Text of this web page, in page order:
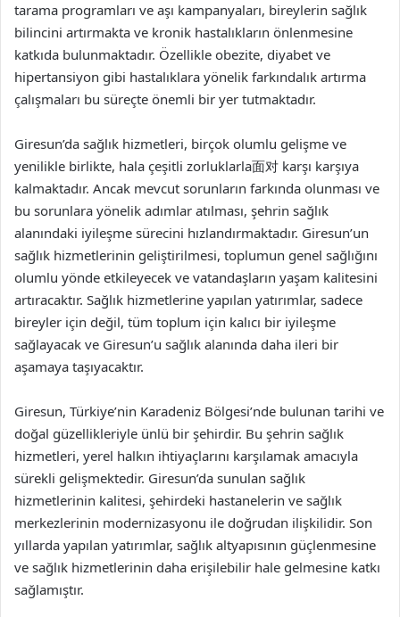
tarama programları ve aşı kampanyaları, bireylerin sağlık
bilincini artırmakta ve kronik hastalıkların önlenmesine
katkıda bulunmaktadır. Özellikle obezite, diyabet ve
hipertansiyon gibi hastalıklara yönelik farkındalık artırma
çalışmaları bu süreçte önemli bir yer tutmaktadır.
Giresun’da sağlık hizmetleri, birçok olumlu gelişme ve
yenilikle birlikte, hala çeşitli zorluklarla面对 karşı karşıya
kalmaktadır. Ancak mevcut sorunların farkında olunması ve
bu sorunlara yönelik adımlar atılması, şehrin sağlık
alanındaki iyileşme sürecini hızlandırmaktadır. Giresun’un
sağlık hizmetlerinin geliştirilmesi, toplumun genel sağlığını
olumlu yönde etkileyecek ve vatandaşların yaşam kalitesini
artıracaktır. Sağlık hizmetlerine yapılan yatırımlar, sadece
bireyler için değil, tüm toplum için kalıcı bir iyileşme
sağlayacak ve Giresun’u sağlık alanında daha ileri bir
aşamaya taşıyacaktır.
Giresun, Türkiye’nin Karadeniz Bölgesi’nde bulunan tarihi ve
doğal güzellikleriyle ünlü bir şehirdir. Bu şehrin sağlık
hizmetleri, yerel halkın ihtiyaçlarını karşılamak amacıyla
sürekli gelişmektedir. Giresun’da sunulan sağlık
hizmetlerinin kalitesi, şehirdeki hastanelerin ve sağlık
merkezlerinin modernizasyonu ile doğrudan ilişkilidir. Son
yıllarda yapılan yatırımlar, sağlık altyapısının güçlenmesine
ve sağlık hizmetlerinin daha erişilebilir hale gelmesine katkı
sağlamıştır.